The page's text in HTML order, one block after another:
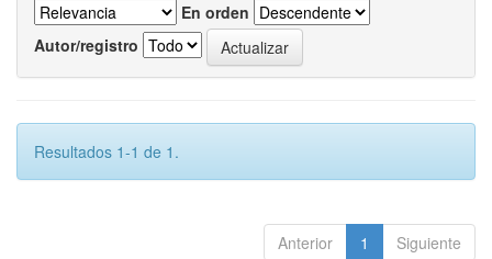
En orden
Autor/registro
Resultados 1-1 de 1.
Anterior 1 Siguiente